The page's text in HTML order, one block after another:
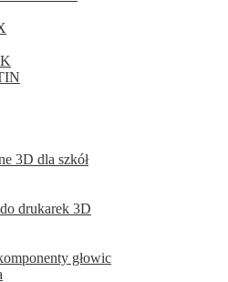
3D dla szkół
drukarek 3D
głowic